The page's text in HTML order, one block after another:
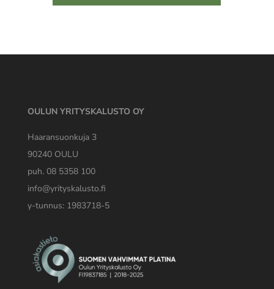
OULUN YRITYSKALUSTO OY
Haaransuonkuja 3
90240 OULU
puh. 08 5358 100
info@yrityskalusto.fi
y-tunnus: 1983718-5